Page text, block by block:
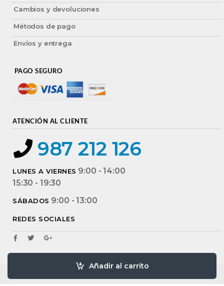
Añadir al carrito
Cambios y devoluciones
Métodos de pago
Envíos y entrega
PAGO SEGURO
ATENCIÓN AL CLIENTE
987 212 126
LUNES A VIERNES 9:00 - 14:00
15:30 - 19:30
SÁBADOS 9:00 - 13:00
REDES SOCIALES